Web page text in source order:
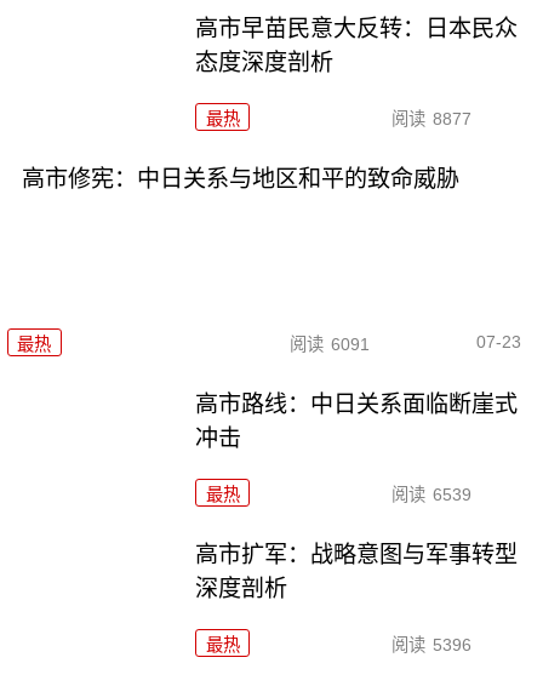
高市早苗民意大反转：日本民众
态度深度剖析
最热 阅读 8877
高市修宪：中日关系与地区和平的致命威胁
最热 阅读 6091 07-23
高市路线：中日关系面临断崖式
冲击
最热 阅读 6539
高市扩军：战略意图与军事转型
深度剖析
最热 阅读 5396